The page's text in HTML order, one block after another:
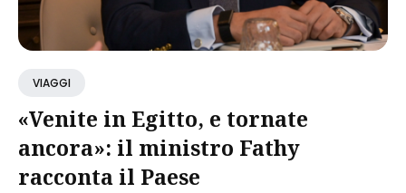
VIAGGI
«Venite in Egitto, e tornate
ancora»: il ministro Fathy
racconta il Paese